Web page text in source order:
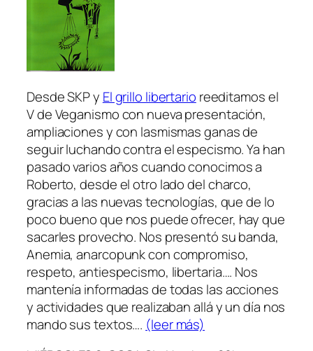
Desde SKP y El grillo libertario reeditamos el
V de Veganismo con nueva presentación,
ampliaciones y con lasmismas ganas de
seguir luchando contra el especismo. Ya han
pasado varios años cuando conocimos a
Roberto, desde el otro lado del charco,
gracias a las nuevas tecnologías, que de lo
poco bueno que nos puede ofrecer, hay que
sacarles provecho. Nos presentó su banda,
Anemia, anarcopunk con compromiso,
respeto, antiespecismo, libertaria…. Nos
mantenía informadas de todas las acciones
y actividades que realizaban allá y un día nos
mando sus textos…. (leer más)